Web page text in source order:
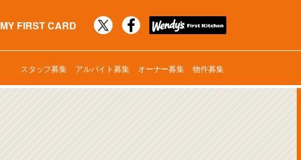
MY FIRST CARD
スタッフ募集 アルバイト募集 オーナー募集 物件募集